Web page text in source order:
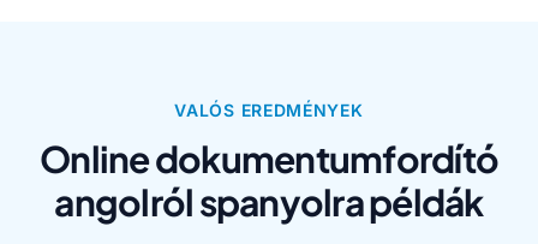
VALÓS EREDMÉNYEK
Online dokumentumfordító
angolról spanyolra példák